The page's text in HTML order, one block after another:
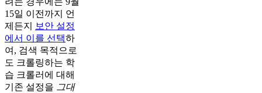
15일 이전까지 언
제든지
보안 설정
에서 이를 선택하
여, 검색 목적으로
도 크롤링하는 학
습 크롤러에 대해
기존 설정을 그대